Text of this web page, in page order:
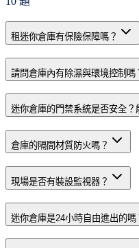
租迷你倉庫有保險保障嗎？
請問倉庫內有除濕與環境控制嗎
迷你倉庫的門禁系統是否安全？
倉庫的隔間材質防火嗎？
現場是否有裝設監視器？
迷你倉庫是24小時自由進出的嗎